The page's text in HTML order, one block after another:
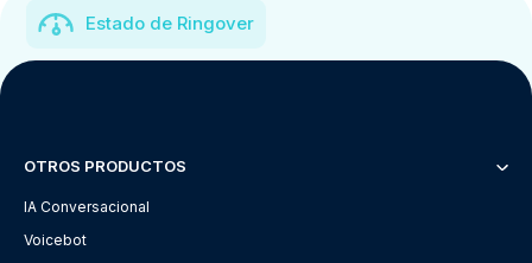
Estado de Ringover
OTROS PRODUCTOS
IA Conversacional
Voicebot